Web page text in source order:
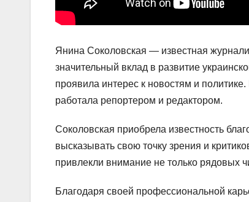
Янина Соколовская — известная
значительный вклад в развитие
проявила интерес к новостям и
работала репортером и редактором.
Соколовская приобрела известность
высказывать свою точку зрения и
привлекли внимание не только рядовых
Благодаря своей профессиональной